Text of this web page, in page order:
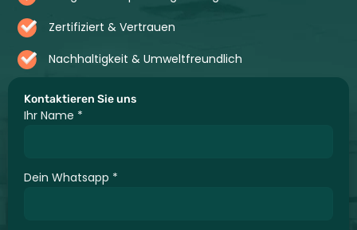
Kontaktieren Sie uns
Ihr Name *
Dein Whatsapp *
Zertifiziert & Vertrauen
Nachhaltigkeit & Umweltfreundlich